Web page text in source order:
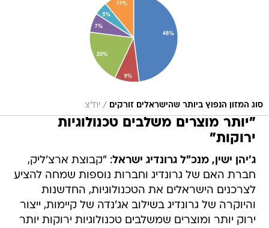
סוג המזון הנפוץ ביותר שהישראלים זורקים / יח"צ
"יותר מוצרים משלבים טכנולוגיות
ירוקות"
ג'יהן ישין, מנכ"ל גרונדיג ישראל: "קבוצת ארצ'ליק,
חברת האם של גרונדיג וחברות נוספות שמחה להציע
לצרכנים הישראלים את הטכנולוגיות, החדשנות
והיוקרה של גרונדיג בשילוב אג'נדה של קיימות, ייצור
ירוק יותר ומוצרים שמשלבים טכנולוגיות ירוקות יותר